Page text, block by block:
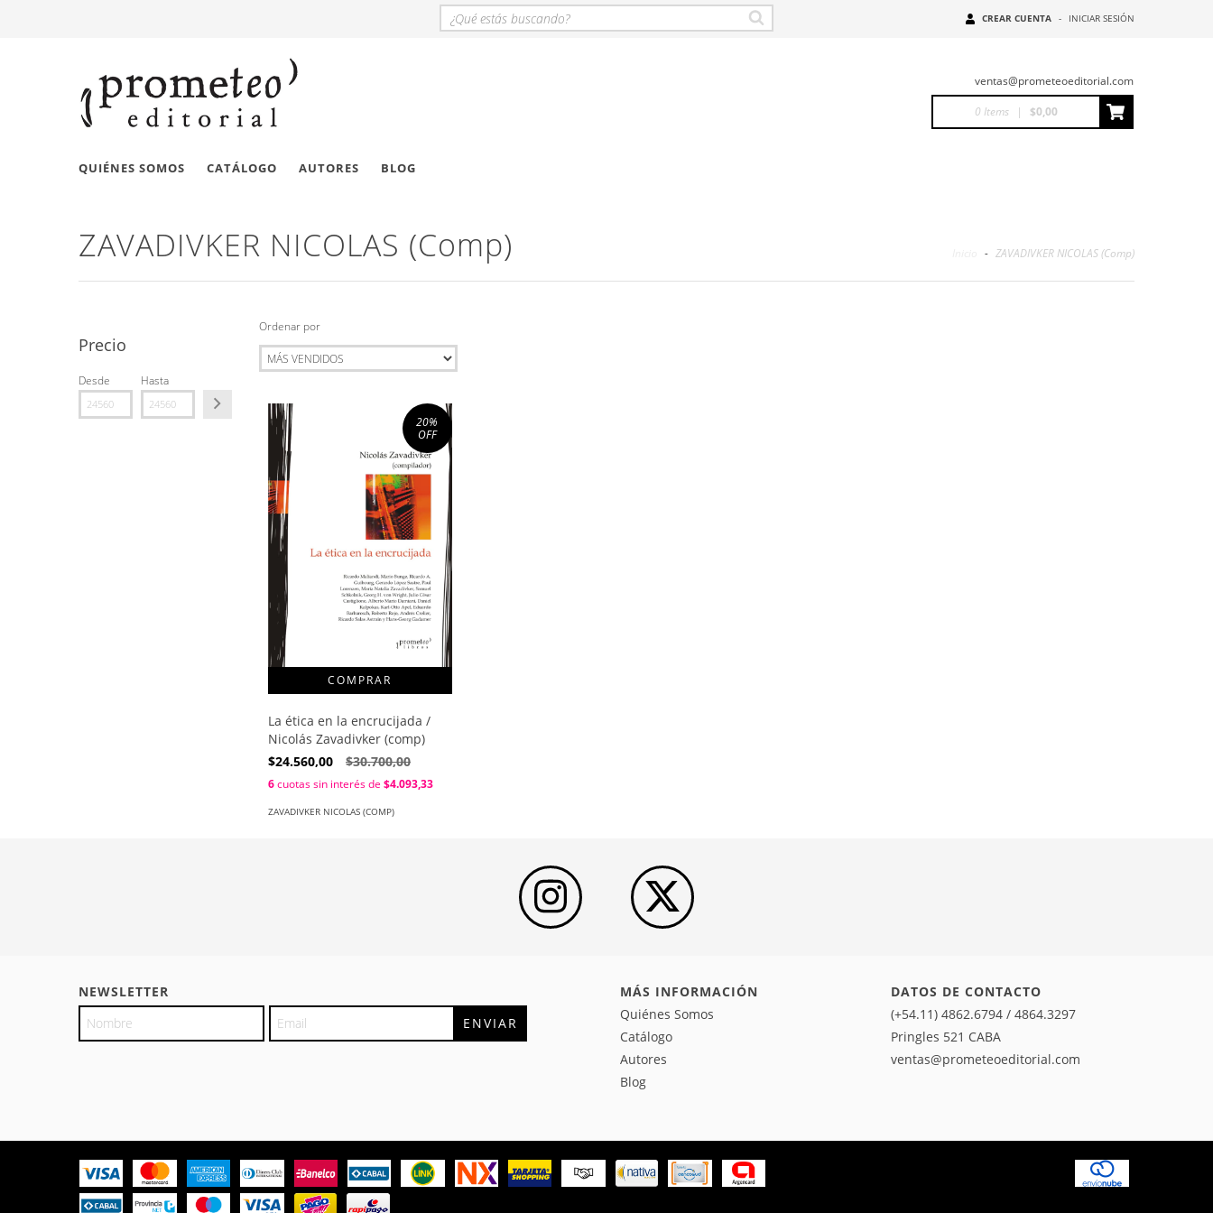
CREAR CUENTA - INICIAR SESIÓN
ventas@prometeoeditorial.com
0 Items | $0,00
QUIÉNES SOMOS CATÁLOGO AUTORES BLOG
ZAVADIVKER NICOLAS (Comp) - ZAVADIVKER NICOLAS (Comp)
Precio
Desde Hasta
Ordenar por
20%
OFF
La ética en la encrucijada /
Nicolás Zavadivker (comp)
$24.560,00
$30.700,00
6cuotas sin interés de $4.093,33
ZAVADIVKER NICOLAS (COMP)
NEWSLETTER
MÁS INFORMACIÓN
Quiénes Somos
Catálogo
Autores
Blog
DATOS DE CONTACTO
(+54.11) 4862.6794 / 4864.3297
Pringles 521 CABA
ventas@prometeoeditorial.com